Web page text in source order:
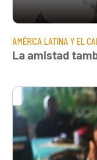
AMÉRICA LATINA Y EL
La amistad